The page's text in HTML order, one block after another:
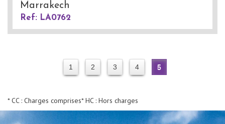
Marrakech
Ref: LA0762
1 2 3 4 5
* CC : Charges comprises* HC : Hors charges